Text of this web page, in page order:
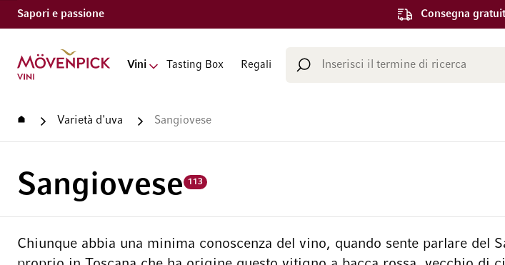
Sapori e passione Consegna
Vai alla Home Page
Vini Tasting Box Regali
Cerca
Home Varietà d'uva Sangiovese
Sangiovese 113
Chiunque abbia una minima conoscenza del vino, quando sente parlare del